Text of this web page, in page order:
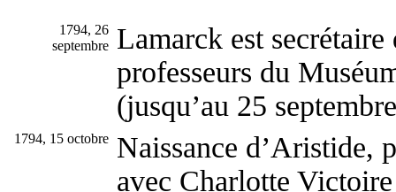
1794, 26
septembre Lamarck est secrétaire
professeurs du
(jusqu’au 25
1794, 15 octobre Naissance d’Aristide,
avec Charlotte